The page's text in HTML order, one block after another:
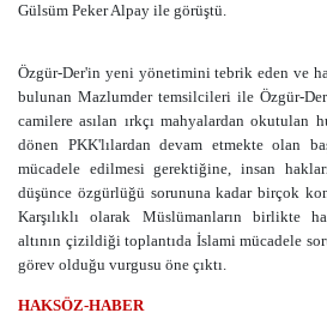
Gülsüm Peker Alpay ile görüştü.
Özgür-Der'in yeni yönetimini tebrik eden ve
bulunan Mazlumder temsilcileri ile Özgür-
camilere asılan ırkçı mahyalardan okutulan
dönen PKK'lılardan devam etmekte olan
mücadele edilmesi gerektiğine, insan
düşünce özgürlüğü sorununa kadar birçok
Karşılıklı olarak Müslümanların birlikte
altının çizildiği toplantıda İslami mücadele
görev olduğu vurgusu öne çıktı.
HAKSÖZ-HABER